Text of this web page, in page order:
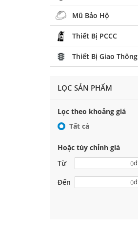
Mũ Bảo Hộ
Thiết Bị PCCC
Thiết Bị Giao Thông
LỌC SẢN PHẨM
Lọc theo khoảng giá
Tất cả
Hoặc tùy chỉnh giá
Từ
₫
Đến ₫